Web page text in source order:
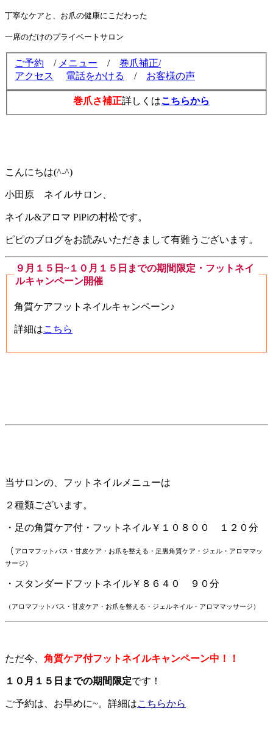
丁寧なケアと、お爪の健康にこだわった
一席のだけのプライベートサロン
ご予約 / メニュー / 巻爪補正/
アクセス
電話をかける / お客様の声
巻爪さ補正詳しくはこちらから
こんにちは(^-^)
小田原 ネイルサロン、
ネイル&アロマ PiPiの村松です。
ピピのブログをお読みいただきまして有難うございます。
９月１５日~１０月１５日までの期間限定・フットネイ
ルキャンペーン開催
角質ケアフットネイルキャンペーン♪
詳細はこちら
当サロンの、フットネイルメニューは
２種類ございます。
・足の角質ケア付・フットネイル￥１０８００ １２０分
（ アロマフットバス・甘皮ケア・お爪を整える・足裏角質ケア・ジェル ・アロママッ
サージ）
・スタンダードフットネイル￥８６４０ ９０分
（アロマフットバス・甘皮ケア・お爪を整える・ジェルネイル・アロママッサージ）
ただ今、 角質ケア付フットネイルキャンペーン中！！
１０月１５日までの期間限定です！
ご予約は、お早めに~。詳細はこちらから